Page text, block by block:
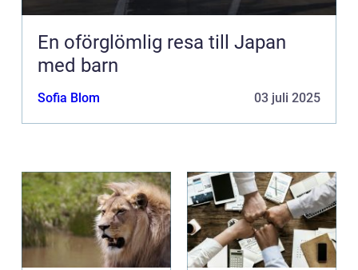
En oförglömlig resa till Japan
med barn
Sofia Blom 03 juli 2025